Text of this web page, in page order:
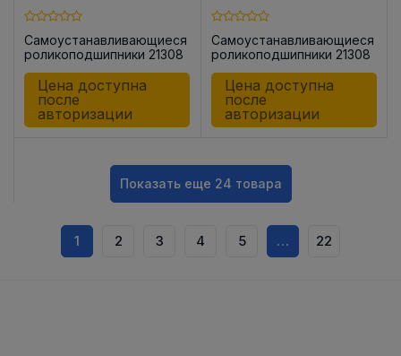
Самоустанавливающиеся
роликоподшипники 21308
Цена доступна
после
авторизации
Самоустанавливающиеся
роликоподшипники 21308
Цена доступна
после
авторизации
Показать еще 24 товара
1 2 3 4 5 … 22